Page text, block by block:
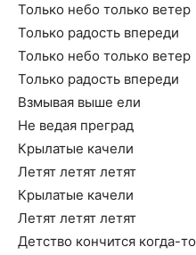
Только небо только ветер
Только радость впереди
Только небо только ветер
Только радость впереди
Взмывая выше ели
Не ведая преград
Крылатые качели
Летят летят летят
Крылатые качели
Летят летят летят
Детство кончится когда-то